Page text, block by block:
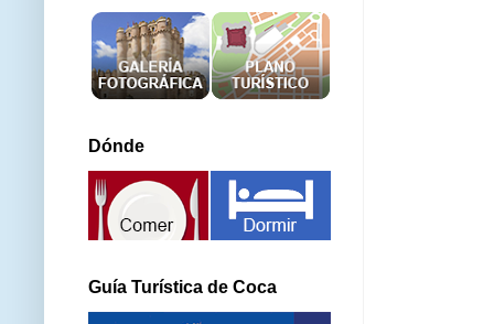
Dónde
Guía Turística de Coca